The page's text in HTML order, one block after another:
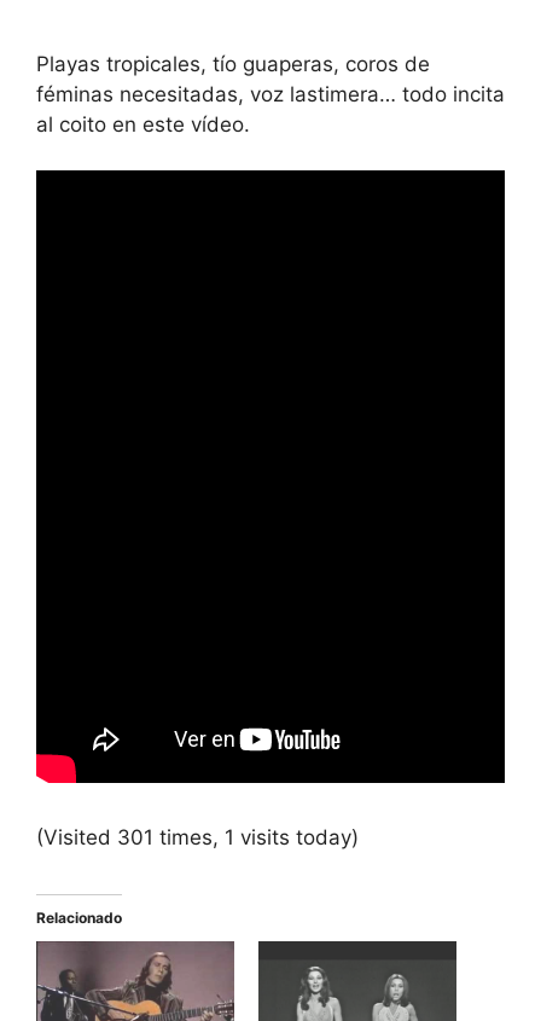
Playas tropicales, tío guaperas, coros de
féminas necesitadas, voz lastimera… todo incita
al coito en este vídeo.
(Visited 301 times, 1 visits today)
Relacionado